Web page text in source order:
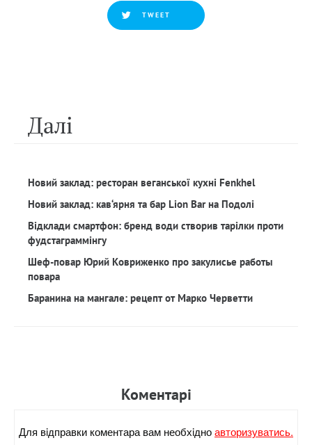
TWEET
Далi
Новий заклад: ресторан веганської кухні Fenkhel
Новий заклад: кав‘ярня та бар Lion Bar на Подолі
Відклади смартфон: бренд води створив тарілки проти
фудстаграммінгу
Шеф-повар Юрий Ковриженко про закулисье работы
повара
Баранина на мангале: рецепт от Марко Черветти
Коментарi
Для вiдправки коментара вам необхiдноавторизуватись.